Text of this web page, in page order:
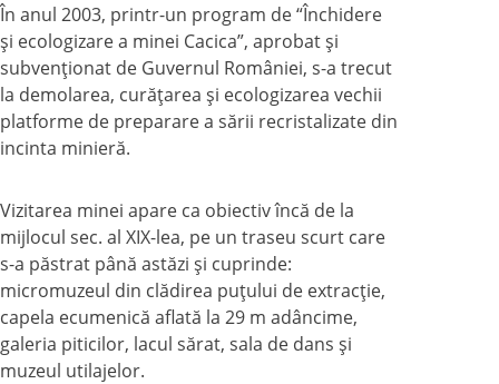
În anul 2003, printr-un program de “Închidere
şi ecologizare a minei Cacica”, aprobat şi
subvenţionat de Guvernul României, s-a trecut
la demolarea, curăţarea şi ecologizarea vechii
platforme de preparare a sării recristalizate din
incinta minieră.
Vizitarea minei apare ca obiectiv încă de la
mijlocul sec. al XIX-lea, pe un traseu scurt care
s-a păstrat până astăzi şi cuprinde:
micromuzeul din clădirea puţului de extracţie,
capela ecumenică aflată la 29 m adâncime,
galeria piticilor, lacul sărat, sala de dans şi
muzeul utilajelor.